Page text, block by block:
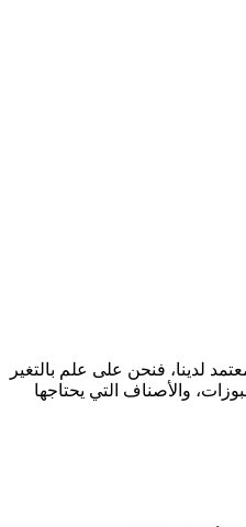
لدينا، فنحن على علم بالتغير
والأصناف التي يحتاجها